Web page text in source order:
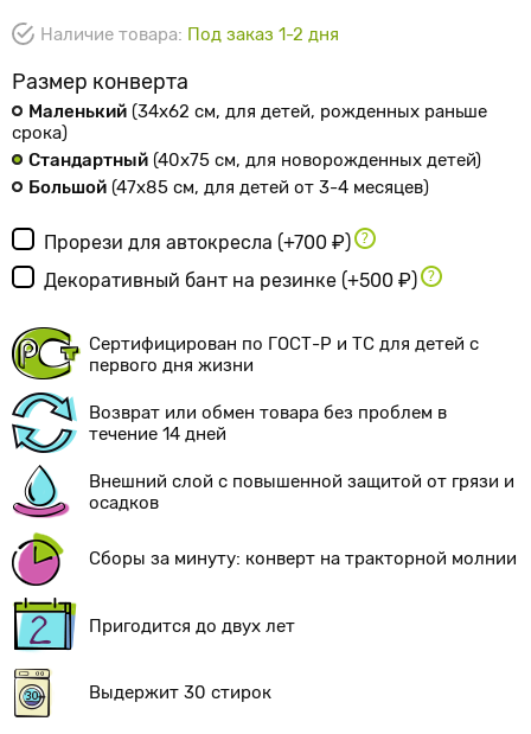
Наличие товара: Под заказ 1-2 дня
Размер конверта
Маленький (34х62 см, для детей, рожденных раньше
срока)
Стандартный (40х75 см, для новорожденных детей)
Большой (47х85 см, для детей от 3-4 месяцев)
Прорези для автокресла (+700 ₽)
Декоративный бант на резинке (+500 ₽)
Сертифицирован по ГОСТ-Р и ТС для детей с
первого дня жизни
Возврат или обмен товара без проблем в
течение 14 дней
Внешний слой с повышенной защитой от грязи и
осадков
Сборы за минуту: конверт на тракторной молнии
Пригодится до двух лет
Выдержит 30 стирок